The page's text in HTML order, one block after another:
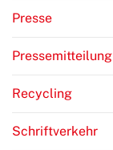
Presse
Pressemitteilung
Recycling
Schriftverkehr